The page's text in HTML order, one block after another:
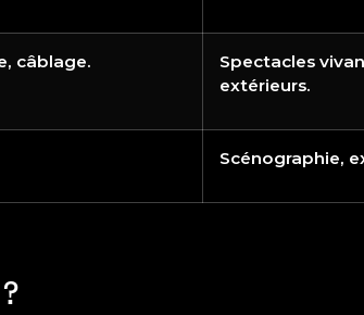
câblage.
Spectacles
extérieurs.
Scénographie,